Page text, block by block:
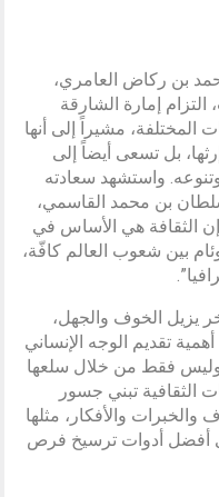
بن ركاض العامري،
التزام إمارة الشارقة
المختلفة، مشيراً إلى أنها
بل تسعى أيضاً إلى
واستشهد سعادته
بن محمد القاسمي،
الثقافة هي الأساس في
بين شعوب العالم كافّة،
يزيل الخوف والجهل،
تقديم الوجه الإنساني
وليس فقط من خلال سلعها
الثقافية تبني جسور
والأفكار، مثلها
أفضل أدوات ترسيخ فرص